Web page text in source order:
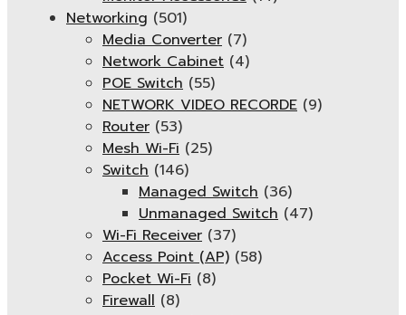
Networking (501)
Media Converter (7)
Network Cabinet (4)
POE Switch (55)
NETWORK VIDEO RECORDE (9)
Router (53)
Mesh Wi-Fi (25)
Switch (146)
Managed Switch (36)
Unmanaged Switch (47)
Wi-Fi Receiver (37)
Access Point (AP) (58)
Pocket Wi-Fi (8)
Firewall (8)